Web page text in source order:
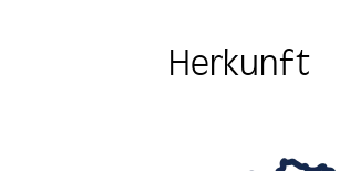
Herkunft